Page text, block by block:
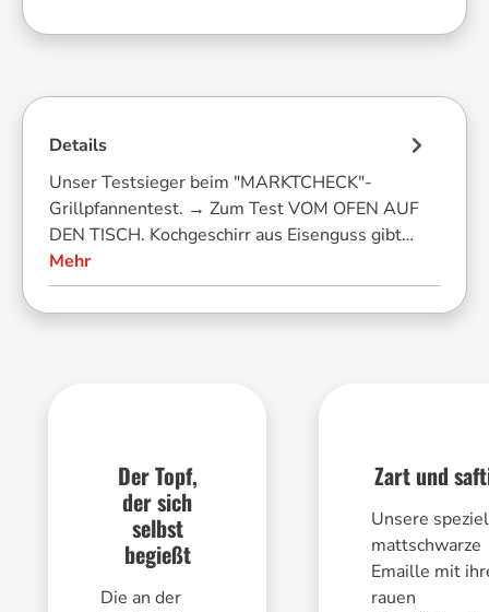
Details
Unser Testsieger beim "MARKTCHECK"-
Grillpfannentest. → Zum Test VOM OFEN AUF
DEN TISCH. Kochgeschirr aus Eisenguss gibt…
Mehr
Der Topf,
der sich
selbst
begießt
Die an der
Zart und
Unsere
mattschwarze
Emaille mit
rauen